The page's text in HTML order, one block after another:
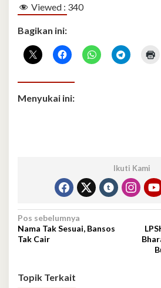
Viewed : 340
Bagikan ini:
Menyukai ini:
Ikuti Kami
Navigasi
pos
Pos sebelumnya
Nama Tak Sesuai, Bansos
Tak Cair
Topik Terkait